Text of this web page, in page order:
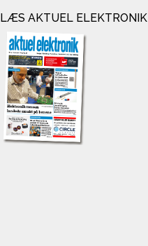
LÆS AKTUEL ELEKTRONIK